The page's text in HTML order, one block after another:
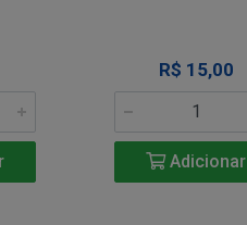
R$ 15,00
Adicionar